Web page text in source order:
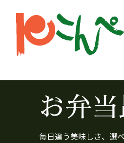
お弁
毎日違う美味しさ、選